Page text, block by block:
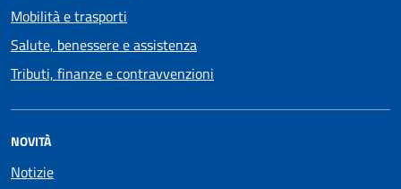
Mobilità e trasporti
Salute, benessere e assistenza
Tributi, finanze e contravvenzioni
NOVITÀ
Notizie